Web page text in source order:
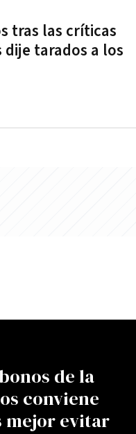
tras las críticas
tarados a los
de la
conviene
mejor evitar